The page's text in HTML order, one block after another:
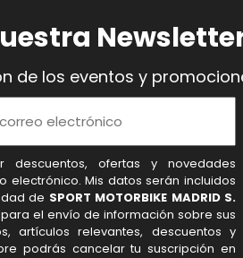
de los eventos y
descuentos, ofertas y novedades
electrónico. Mis datos serán incluidos
de SPORT MOTORBIKE MADRID S.
el envío de información sobre sus
artículos relevantes, descuentos y
podrás cancelar tu suscripción en